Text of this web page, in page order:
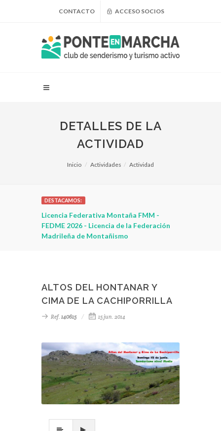
CONTACTO ACCESO SOCIOS
DETALLES DE LA
ACTIVIDAD
Inicio Actividades Actividad
DESTACAMOS:
Licencia Federativa Montaña FMM -
FEDME 2026 - Licencia de la Federación
Madrileña de Montañismo
ALTOS DEL HONTANAR Y
CIMA DE LA CACHIPORRILLA
Ref. 140615 15 jun. 2014